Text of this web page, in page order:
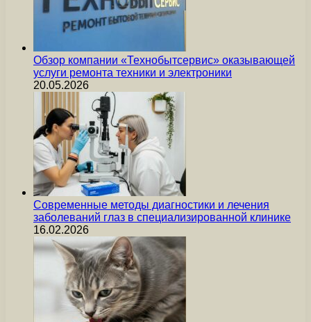
Обзор компании «Технобытсервис» оказывающей
услуги ремонта техники и электроники
20.05.2026
Современные методы диагностики и лечения
заболеваний глаз в специализированной клинике
16.02.2026